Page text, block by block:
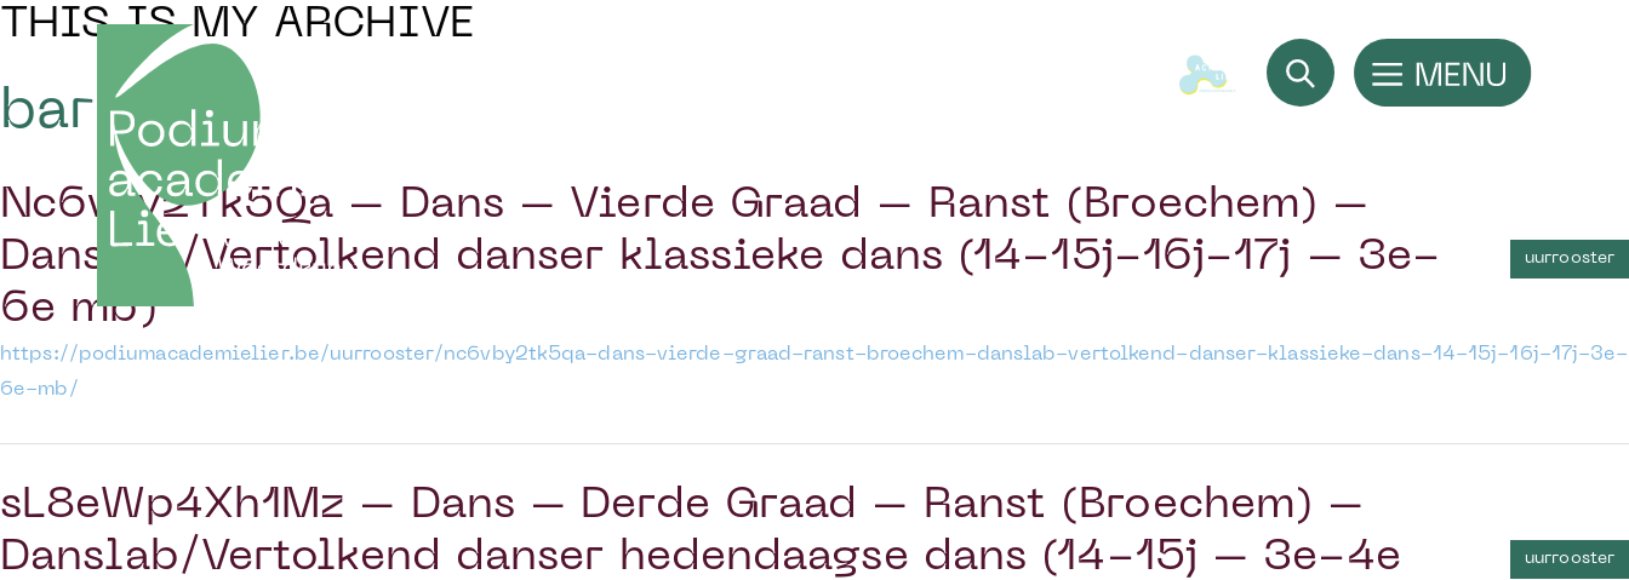
THIS IS MY ARCHIVE
bar
Nc6vBy2Tk5Qa – Dans – Vierde Graad – Ranst (Broechem) –
Danslab/Vertolkend danser klassieke dans (14-15j-16j-17j – 3e-
6e mb)
uurrooster
https://podiumacademielier.be/uurrooster/nc6vby2tk5qa-dans-vierde-graad-ranst-broechem-danslab-vertolkend-danser-klassieke-dans-14-15j-16j-17j-3e-
6e-mb/
sL8eWp4Xh1Mz – Dans – Derde Graad – Ranst (Broechem) –
Danslab/Vertolkend danser hedendaagse dans (14-15j – 3e-4e
uurrooster